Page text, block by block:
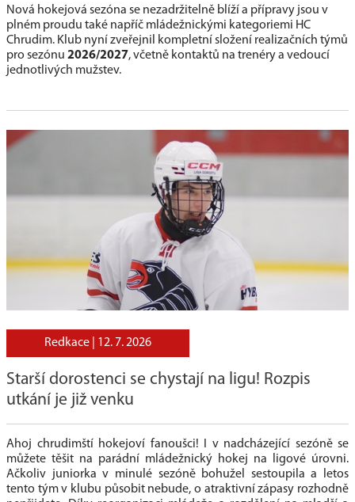
Nová hokejová sezóna se nezadržitelně blíží a přípravy jsou v
plném proudu také napříč mládežnickými kategoriemi HC
Chrudim. Klub nyní zveřejnil kompletní složení realizačních týmů
pro sezónu 2026/2027, včetně kontaktů na trenéry a vedoucí
jednotlivých mužstev.
Redkace | 12. 7. 2026
Starší dorostenci se chystají na ligu! Rozpis
utkání je již venku
Ahoj chrudimští hokejoví fanoušci! I v nadcházející sezóně se
můžete těšit na parádní mládežnický hokej na ligové úrovni.
Ačkoliv juniorka v minulé sezóně bohužel sestoupila a letos
tento tým v klubu působit nebude, o atraktivní zápasy rozhodně